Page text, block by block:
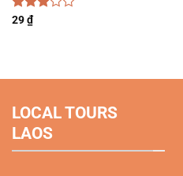
Được
29₫
LOCAL TOURS
LAOS